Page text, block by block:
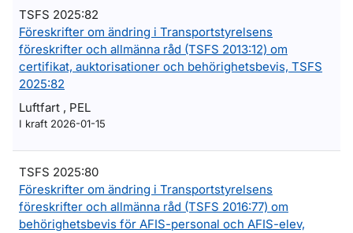
TSFS 2025:82
Föreskrifter om ändring i Transportstyrelsens
föreskrifter och allmänna råd (TSFS 2013:12) om
certifikat, auktorisationer och behörighetsbevis, TSFS
2025:82
Luftfart , PEL
I kraft 2026-01-15
TSFS 2025:80
Föreskrifter om ändring i Transportstyrelsens
föreskrifter och allmänna råd (TSFS 2016:77) om
behörighetsbevis för AFIS-personal och AFIS-elev,